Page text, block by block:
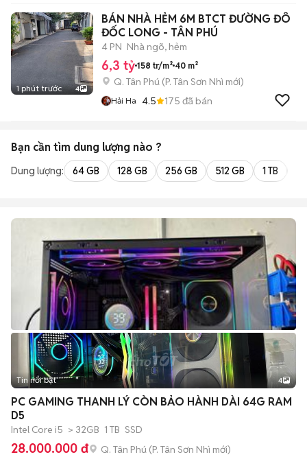
1 phút trước 4
BÁN NHÀ HẺM 6M BTCT ĐƯỜNG ĐÔ
ĐỐC LONG - TÂN PHÚ
4 PN Nhà ngõ, hẻm
6,3 tỷ 158 tr/m² 40 m²
Q. Tân Phú (P. Tân Sơn Nhì mới)
Hải Ha 4.5 175 đã bán
Bạn cần tìm dung lượng nào ?
Dung lượng: 64 GB 128 GB 256 GB 512 GB 1 TB
Tin nổi bật 4
PC GAMING THANH LÝ CÒN BẢO HÀNH DÀI 64G RAM
D5
Intel Core i5 > 32GB 1 TB SSD
28.000.000 đ Q. Tân Phú (P. Tân Sơn Nhì mới)